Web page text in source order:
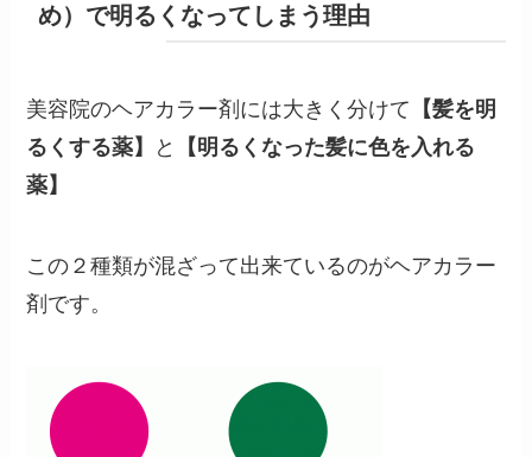
め）で明るくなってしまう理由
美容院のヘアカラー剤には大きく分けて
【髪を明
るくする薬】
と
【明るくなった髪に色を入れる
薬】
この２種類が混ざって出来ているのがヘアカラー
剤です。